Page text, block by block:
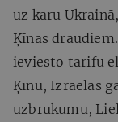
uz karu
Ķīnas
ieviesto tarifu
Ķīnu, Izraēlas
uzbrukumu,